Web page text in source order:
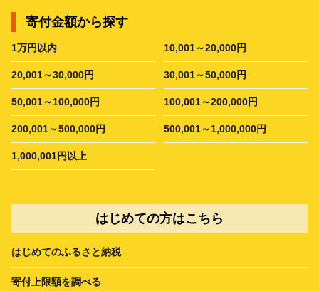
寄付金額から探す
1万円以内 10,001～20,000円
20,001～30,000円 30,001～50,000円
50,001～100,000円 100,001～200,000円
200,001～500,000円 500,001～1,000,000円
1,000,001円以上
はじめての方はこちら
はじめてのふるさと納税
寄付上限額を調べる